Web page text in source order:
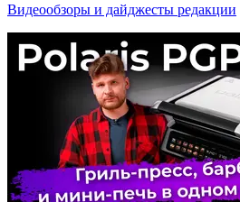
Видеообзоры и дайджесты редакции